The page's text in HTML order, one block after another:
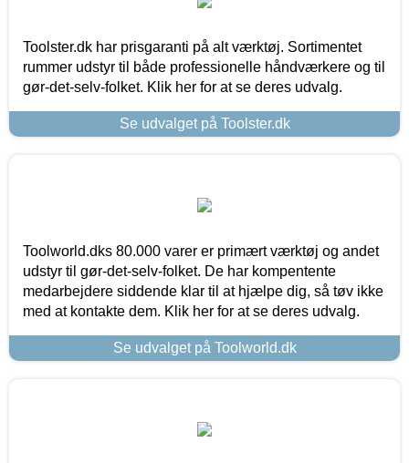
Toolster.dk har prisgaranti på alt værktøj. Sortimentet
rummer udstyr til både professionelle håndværkere og til
gør-det-selv-folket. Klik her for at se deres udvalg.
Se udvalget på Toolster.dk
Toolworld.dks 80.000 varer er primært værktøj og andet
udstyr til gør-det-selv-folket. De har kompentente
medarbejdere siddende klar til at hjælpe dig, så tøv ikke
med at kontakte dem. Klik her for at se deres udvalg.
Se udvalget på Toolworld.dk